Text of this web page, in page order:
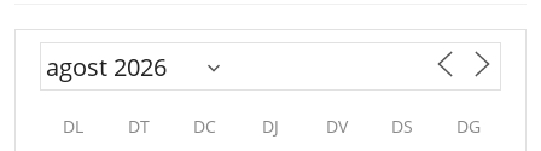
DL DT DC DJ DV DS DG